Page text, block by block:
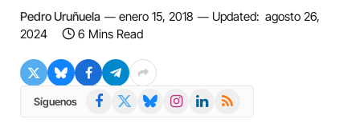
Pedro Uruñuela enero 15, 2018 Updated: agosto 26,
2024
6 Mins Read
Síguenos Facebook BlueskyInstagramLinkedIn
RSS